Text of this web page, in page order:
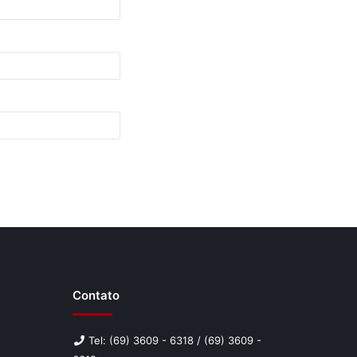
Contato
Tel: (69) 3609 - 6318 / (69) 3609 -